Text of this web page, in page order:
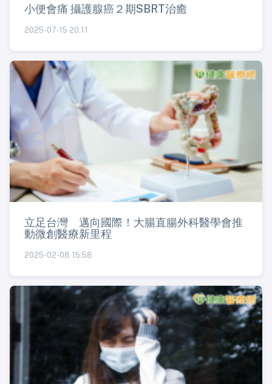
小便會痛 攝護腺癌２期SBRT治癒
2025-07-15 20:11
立足台灣 邁向國際！大腸直腸外科醫學會推
動微創醫療新里程
2025-02-08 15:58